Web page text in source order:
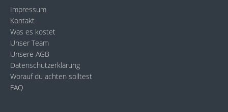
Impressum
Kontakt
Was es kostet
Unser Team
Unsere AGB
Datenschutzerklärung
Worauf du achten solltest
FAQ